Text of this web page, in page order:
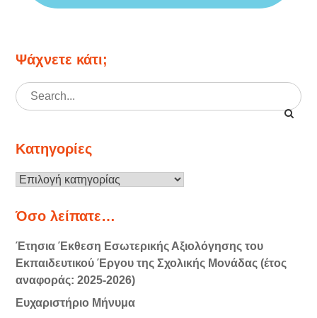
Ψάχνετε κάτι;
Search
for:
Κατηγορίες
Κατηγορίες
Όσο λείπατε…
Έτησια Έκθεση Εσωτερικής Αξιολόγησης του
Εκπαιδευτικού Έργου της Σχολικής Μονάδας (έτος
αναφοράς: 2025-2026)
Ευχαριστήριο Μήνυμα